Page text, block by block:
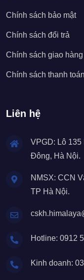
Chính sách bảo mật
Chính sách đổi trả
Chính sách giao hàng
Chính sách thanh toán
Liên hệ
VPGD: Lô
Đông, Hà Nội.
NMSX: CCN
TP Hà Nội.
Hotline: 0912
Kinh doanh: